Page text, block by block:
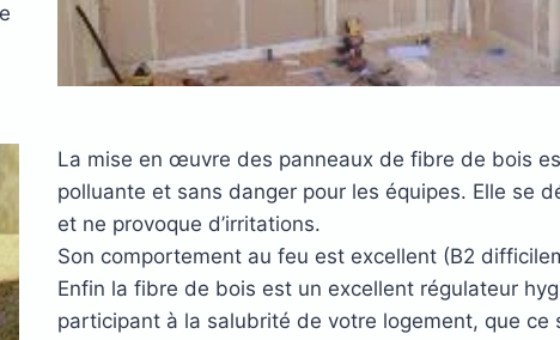
La mise en œuvre des panneaux de fibre de bois
polluante et sans danger pour les équipes. Elle se
et ne provoque d’irritations.
Son comportement au feu est excellent (B2
Enfin la fibre de bois est un excellent régulateur
participant à la salubrité de votre logement, que ce